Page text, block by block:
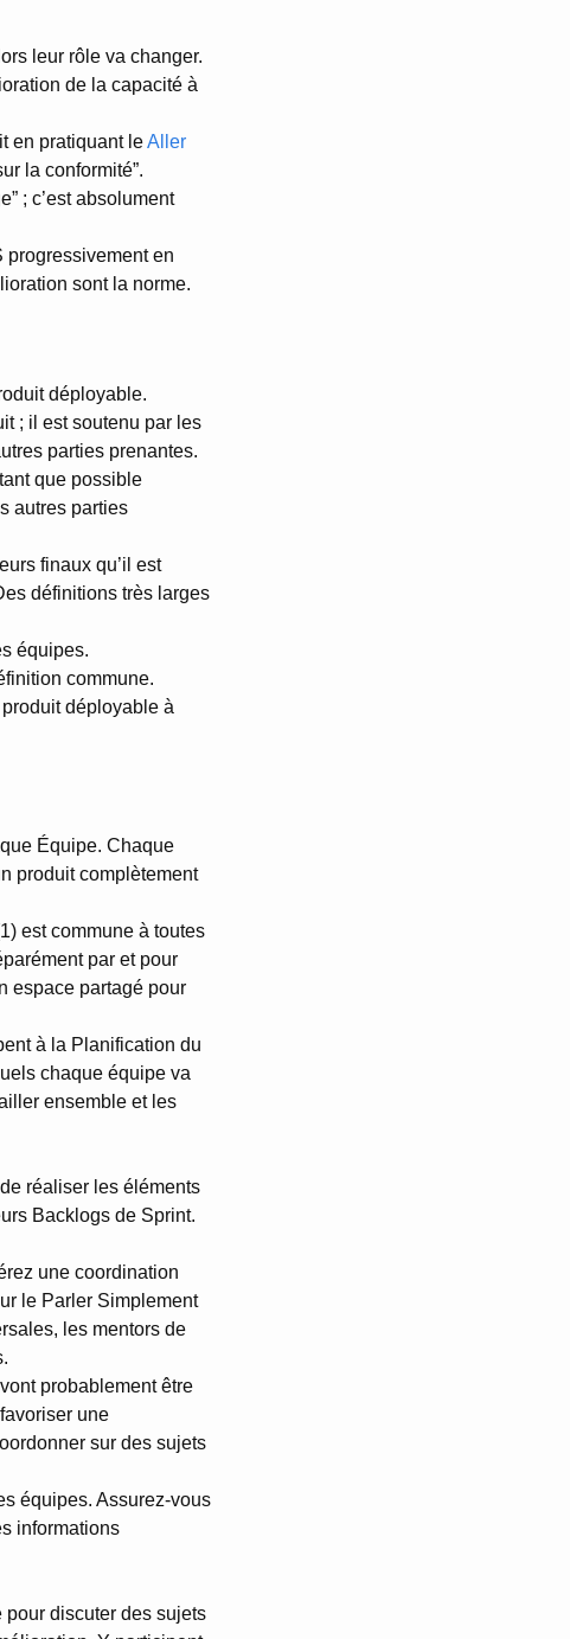
leur rôle va changer.
de la capacité à
en pratiquant leAller
la conformité”.
; c’est absolument
progressivement en
sont la norme.
déployable.
; il est soutenu par les
parties prenantes.
que possible
autres parties
finaux qu’il est
définitions très larges
équipes.
commune.
déployable à
Équipe. Chaque
produit complètement
est commune à toutes
par et pour
espace partagé pour
à la Planification du
chaque équipe va
ensemble et les
réaliser les éléments
Backlogs de Sprint.
une coordination
le Parler Simplement
les mentors de
probablement être
une
sur des sujets
équipes. Assurez-vous
informations
pour discuter des sujets